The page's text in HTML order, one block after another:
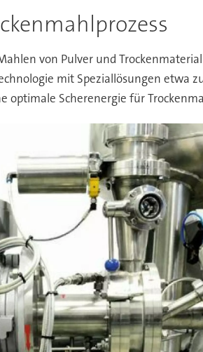
von Pulver und
mit Speziallösungen etwa
Scherenergie für